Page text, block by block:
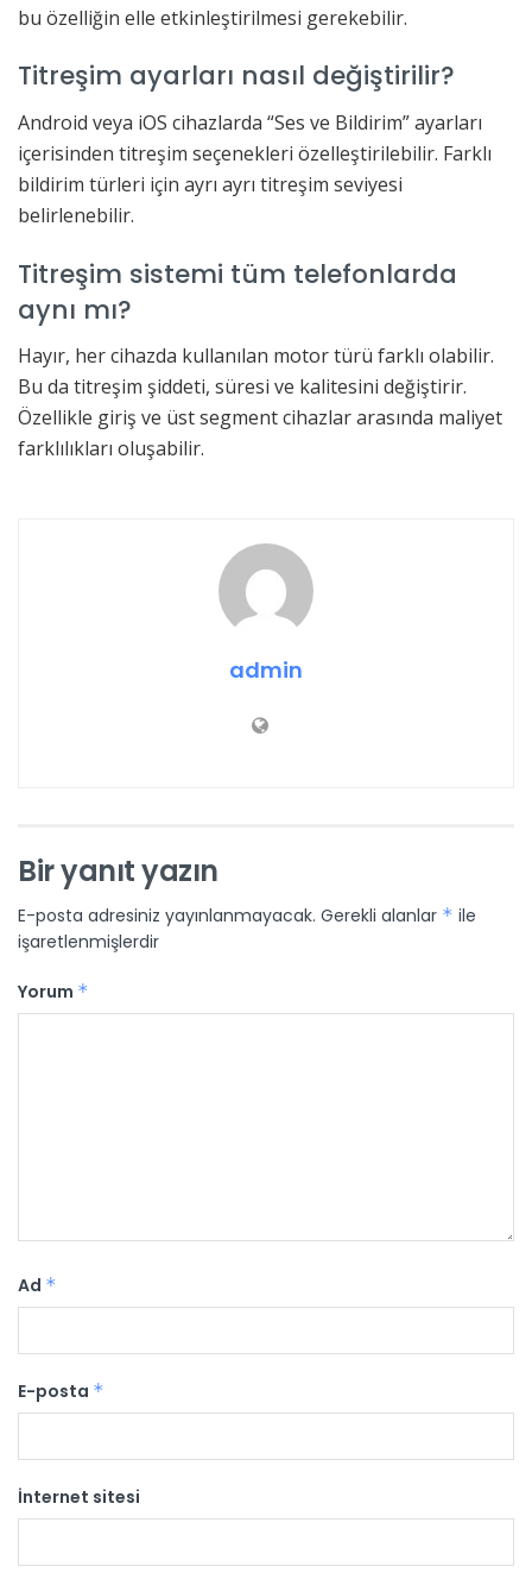
bu özelliğin elle etkinleştirilmesi gerekebilir.
Titreşim ayarları nasıl değiştirilir?
Android veya iOS cihazlarda “Ses ve Bildirim” ayarları
içerisinden titreşim seçenekleri özelleştirilebilir. Farklı
bildirim türleri için ayrı ayrı titreşim seviyesi
belirlenebilir.
Titreşim sistemi tüm telefonlarda
aynı mı?
Hayır, her cihazda kullanılan motor türü farklı olabilir.
Bu da titreşim şiddeti, süresi ve kalitesini değiştirir.
Özellikle giriş ve üst segment cihazlar arasında maliyet
farklılıkları oluşabilir.
admin
Bir yanıt yazın
E-posta adresiniz yayınlanmayacak. Gerekli alanlar * ile
işaretlenmişlerdir
Yorum *
Ad *
E-posta *
İnternet sitesi